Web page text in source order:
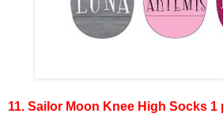
11. Sailor Moon Knee High Socks 1